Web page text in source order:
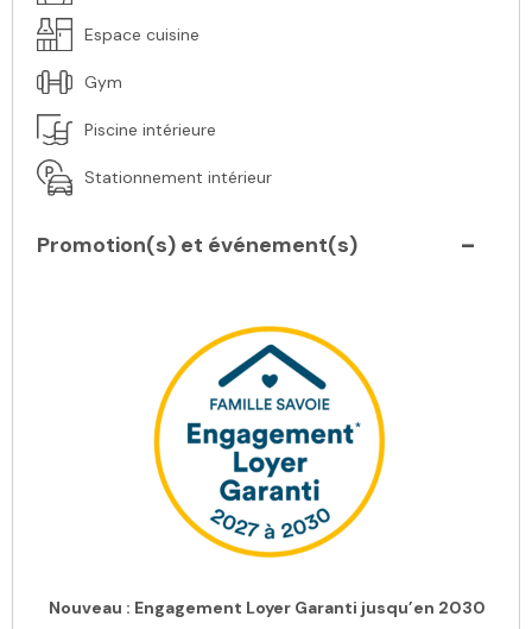
Espace cuisine
Gym
Piscine intérieure
Stationnement intérieur
Promotion(s) et événement(s)
Nouveau : Engagement Loyer Garanti jusqu’en 2030